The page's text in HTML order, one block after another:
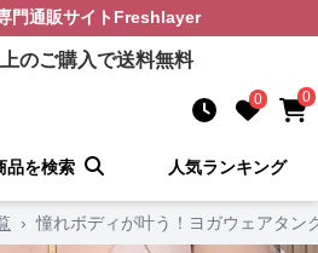
門通販サイト Freshlayer
のご購入で送料無料
0 0
品を検索 人気ランキング
› 憧れボディが叶う！ヨガウェアタン